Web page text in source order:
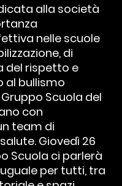
alla società
nelle scuole
di
del rispetto e
al bullismo
Scuola del
con
team di
Giovedì 26
Scuola ci parlerà
per tutti, tra